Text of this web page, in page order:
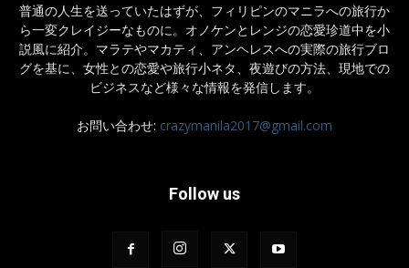
普通の人生を送っていたはずが、フィリピンのマニラへの旅行か
ら一変クレイジーなものに。オノケンとレンジの恋愛珍道中を小
説風に紹介。マラテやマカティ、アンヘレスへの実際の旅行ブロ
グを基に、女性との恋愛や旅行小ネタ、夜遊びの方法、現地での
ビジネスなど様々な情報を発信します。
お問い合わせ: crazymanila2017@gmail.com
Follow us